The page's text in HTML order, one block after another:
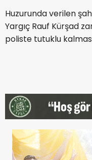
Huzurunda verilen
Yargıç Rauf Kürşad
poliste tutuklu